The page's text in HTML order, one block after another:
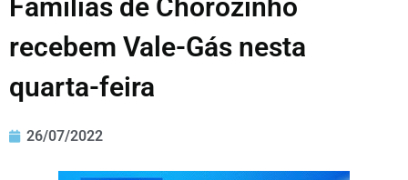
Famílias de Chorozinho
recebem Vale-Gás nesta
quarta-feira
26/07/2022